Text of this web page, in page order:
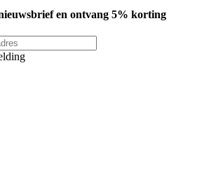
en ontvang 5% korting